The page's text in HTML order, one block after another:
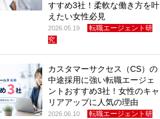
すすめ3社！柔軟な働き方を叶
えたい女性必見
2026.05.19
転職エージェント研
究
カスタマーサクセス（CS）の
中途採用に強い転職エージェ
ントおすすめ3社！女性のキャ
リアアップに人気の理由
2026.06.10
転職エージェント研